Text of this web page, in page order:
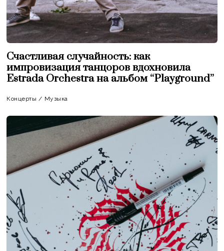
Счастливая случайность: как
импровизация танцоров вдохновила
Estrada Orchestra на альбом “Playground”
Концерты / Музыка